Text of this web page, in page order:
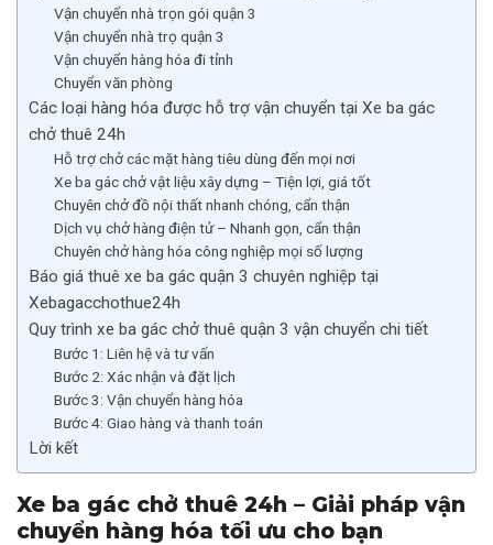
Vận chuyển nhà trọn gói quận 3
Vận chuyển nhà trọ quận 3
Vận chuyển hàng hóa đi tỉnh
Chuyển văn phòng
Các loại hàng hóa được hỗ trợ vận chuyển tại Xe ba gác
chở thuê 24h
Hỗ trợ chở các mặt hàng tiêu dùng đến mọi nơi
Xe ba gác chở vật liệu xây dựng – Tiện lợi, giá tốt
Chuyên chở đồ nội thất nhanh chóng, cẩn thận
Dịch vụ chở hàng điện tử – Nhanh gọn, cẩn thận
Chuyên chở hàng hóa công nghiệp mọi số lượng
Báo giá thuê xe ba gác quận 3 chuyên nghiệp tại
Xebagacchothue24h
Quy trình xe ba gác chở thuê quận 3 vận chuyển chi tiết
Bước 1: Liên hệ và tư vấn
Bước 2: Xác nhận và đặt lịch
Bước 3: Vận chuyển hàng hóa
Bước 4: Giao hàng và thanh toán
Lời kết
Xe ba gác chở thuê 24h – Giải pháp vận
chuyển hàng hóa tối ưu cho bạn